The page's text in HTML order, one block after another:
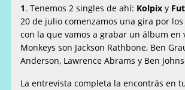
1. Tenemos 2 singles de ahí: Kolpix y
20 de julio comenzamos una gira por los
con la que vamos a grabar un álbum en
Monkeys son Jackson Rathbone, Ben
Anderson, Lawrence Abrams y Ben
La entrevista completa la encontrás en